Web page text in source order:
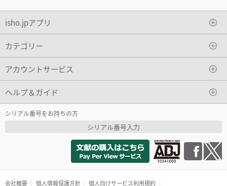
isho.jpアプリ
カテゴリー
アカウントサービス
ヘルプ＆ガイド
シリアル番号をお持ちの方
シリアル番号入力
会社概要 個人情報保護方針 個人向けサービス利用規約